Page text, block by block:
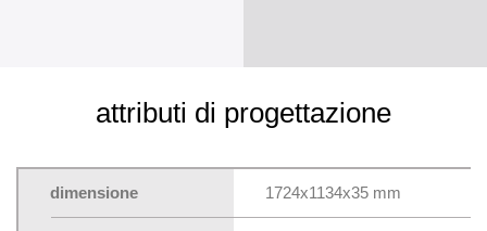
attributi di progettazione
dimensione 1724x1134x35 mm